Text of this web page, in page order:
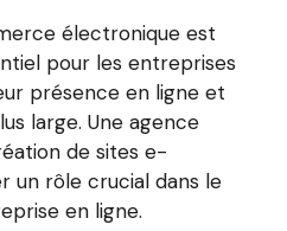
électronique est
pour les entreprises
présence en ligne et
large. Une agence
de sites e-
un rôle crucial dans le
en ligne.